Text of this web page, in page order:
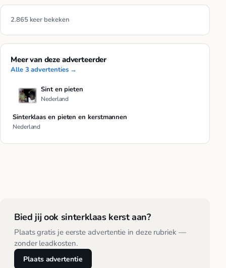
2.865 keer bekeken
Meer van deze adverteerder
Alle 3 advertenties →
Sint en pieten
Nederland
Sinterklaas en pieten en kerstmannen
Nederland
Bied jij ook sinterklaas kerst aan?
Plaats gratis je eerste advertentie in deze rubriek —
zonder leadkosten.
Plaats advertentie